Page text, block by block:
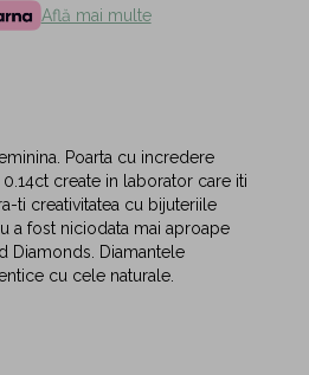
Află mai multe
Poarta cu incredere
create in laborator care iti
ti creativitatea cu bijuteriile
a fost niciodata mai aproape
Diamonds. Diamantele
cu cele naturale.